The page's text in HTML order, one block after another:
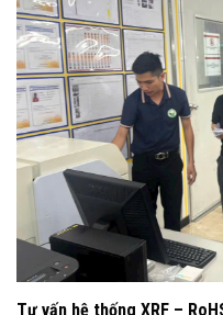
Tư vấn hệ thống XRF –